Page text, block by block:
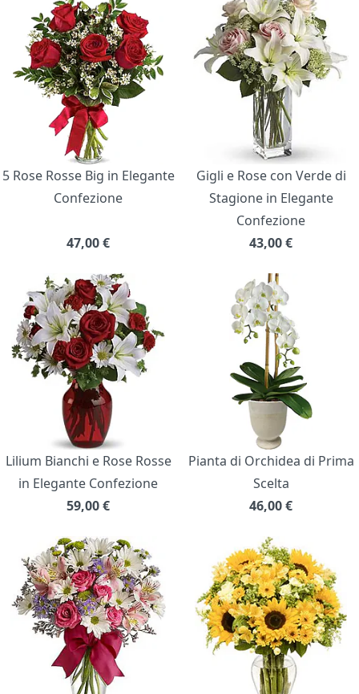
5 Rose Rosse Big in Elegante
Confezione
47,00€
Gigli e Rose con Verde di
Stagione in Elegante
Confezione
43,00€
Lilium Bianchi e Rose Rosse
in Elegante Confezione
59,00€
Pianta di Orchidea di Prima
Scelta
46,00€